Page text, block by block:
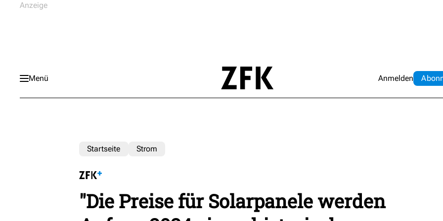
Menü Anmelden Abo
Startseite Strom
"Die Preise für Solarpanele werden